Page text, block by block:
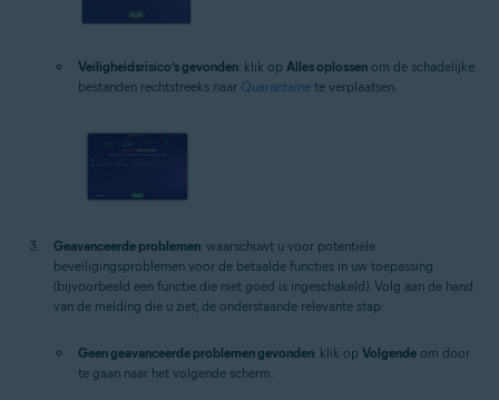
Veiligheidsrisico’s gevonden: klik op Alles oplossen om de schadelijke
bestanden rechtstreeks naar Quarantaine te verplaatsen.
Geavanceerde problemen: waarschuwt u voor potentiële
beveiligingsproblemen voor de betaalde functies in uw toepassing
(bijvoorbeeld een functie die niet goed is ingeschakeld). Volg aan de hand
van de melding die u ziet, de onderstaande relevante stap:
Geen geavanceerde problemen gevonden: klik op Volgende om door
te gaan naar het volgende scherm.